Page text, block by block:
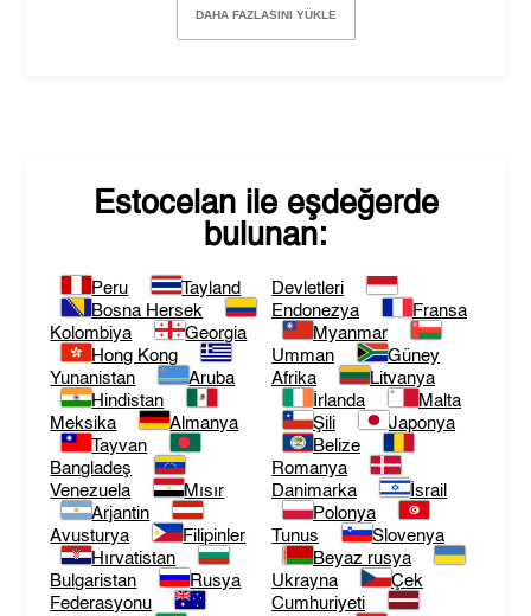
DAHA FAZLASINI YÜKLE
Estocelanile eşdeğerde
bulunan:
Peru
Tayland
Bosna Hersek
Kolombiya
Georgia
Hong Kong
Yunanistan
Aruba
Hindistan
Meksika
Almanya
Tayvan
Bangladeş
Venezuela
Mısır
Arjantin
Avusturya
Filipinler
Hırvatistan
Bulgaristan
Rusya
Federasyonu
Devletleri
Endonezya
Fransa
Myanmar
Umman
Güney
Afrika
Litvanya
İrlanda
Malta
Şili
Japonya
Belize
Romanya
Danimarka
İsrail
Polonya
Tunus
Slovenya
Beyaz rusya
Ukrayna
Çek
Cumhuriyeti